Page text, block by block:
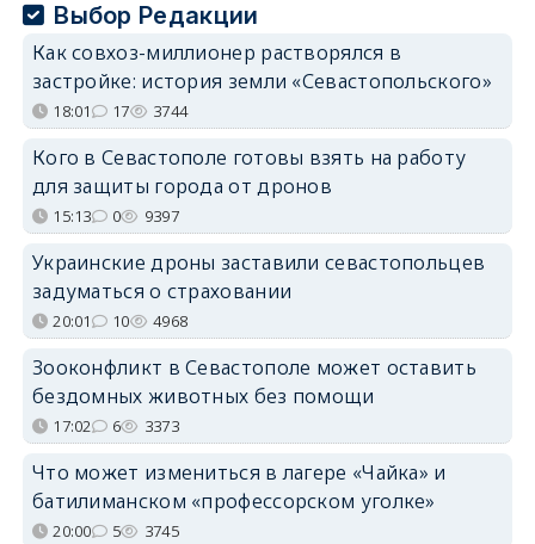
Выбор Редакции
Как совхоз-миллионер растворялся в
застройке: история земли «Севастопольского»
18:01 17 3744
Кого в Севастополе готовы взять на работу
для защиты города от дронов
15:13 0 9397
Украинские дроны заставили севастопольцев
задуматься о страховании
20:01 10 4968
Зооконфликт в Севастополе может оставить
бездомных животных без помощи
17:02 6 3373
Что может измениться в лагере «Чайка» и
батилиманском «профессорском уголке»
20:00 5 3745